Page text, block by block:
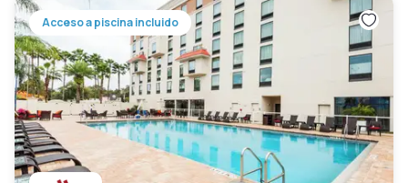
Acceso a piscina incluido